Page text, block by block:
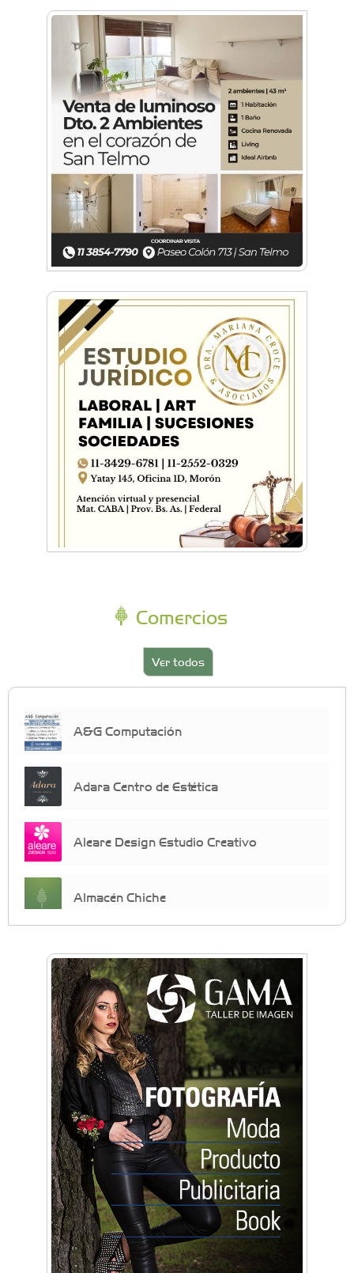
Comercios
Ver todos
A&G Computación
Adara Centro de Estética
Aleare Design Estudio Creativo
Almacén Chiche
crecimiento personal
Arq. Horacio Alejandro Sánchez
Artística ApasionArte
Artística Catalina
Artística Veral
BAIC Ramos Mejía